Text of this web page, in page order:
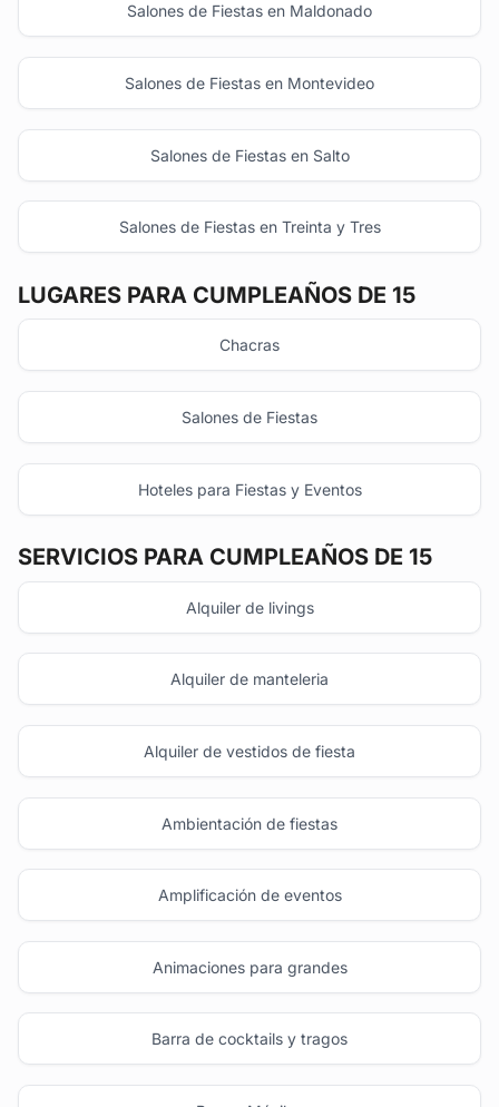
Salones de Fiestas en Maldonado
Salones de Fiestas en Montevideo
Salones de Fiestas en Salto
Salones de Fiestas en Treinta y Tres
LUGARES PARA CUMPLEAÑOS DE 15
Chacras
Salones de Fiestas
Hoteles para Fiestas y Eventos
SERVICIOS PARA CUMPLEAÑOS DE 15
Alquiler de livings
Alquiler de manteleria
Alquiler de vestidos de fiesta
Ambientación de fiestas
Amplificación de eventos
Animaciones para grandes
Barra de cocktails y tragos